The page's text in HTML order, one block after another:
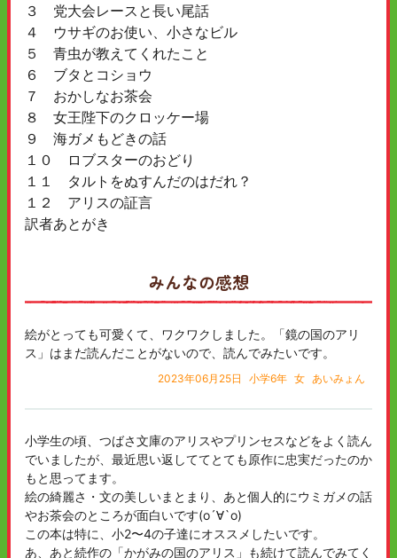
３ 党大会レースと長い尾話
４ ウサギのお使い、小さなビル
５ 青虫が教えてくれたこと
６ ブタとコショウ
７ おかしなお茶会
８ 女王陛下のクロッケー場
９ 海ガメもどきの話
１０ ロブスターのおどり
１１ タルトをぬすんだのはだれ？
１２ アリスの証言
訳者あとがき
みんなの感想
絵がとっても可愛くて、ワクワクしました。「鏡の国のアリ
ス」はまだ読んだことがないので、読んでみたいです。
2023年06月25日 小学6年 女 あいみょん
小学生の頃、つばさ文庫のアリスやプリンセスなどをよく読ん
でいましたが、最近思い返しててとても原作に忠実だったのか
もと思ってます。
絵の綺麗さ・文の美しいまとまり、あと個人的にウミガメの話
やお茶会のところが面白いです(о´∀`о)
この本は特に、小2〜4の子達にオススメしたいです。
あ、あと続作の「かがみの国のアリス」も続けて読んでみてく